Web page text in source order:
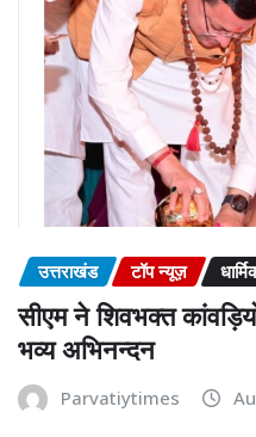
उत्तराखंड टॉप न्यूज़
सीएम ने शिवभक्त
भव्य अभिनन्दन
Parvatiytimes